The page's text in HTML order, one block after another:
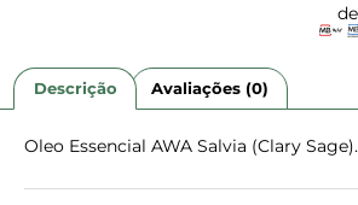
Descrição Avaliações (0)
Oleo Essencial AWA Salvia (Clary Sage).